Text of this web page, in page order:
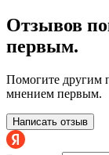
Отзывов
первым.
Помогите другим
мнением первым.
Написать отзыв